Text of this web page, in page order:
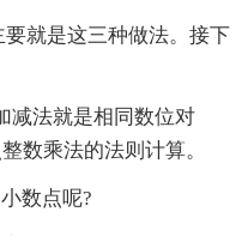
就是这三种做法。接下
减法就是相同数位对
数乘法的法则计算。
数点呢?